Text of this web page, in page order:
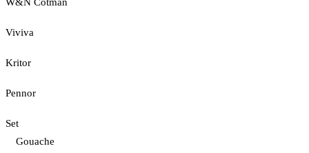
Viviva
Kritor
Pennor
Set
Gouache